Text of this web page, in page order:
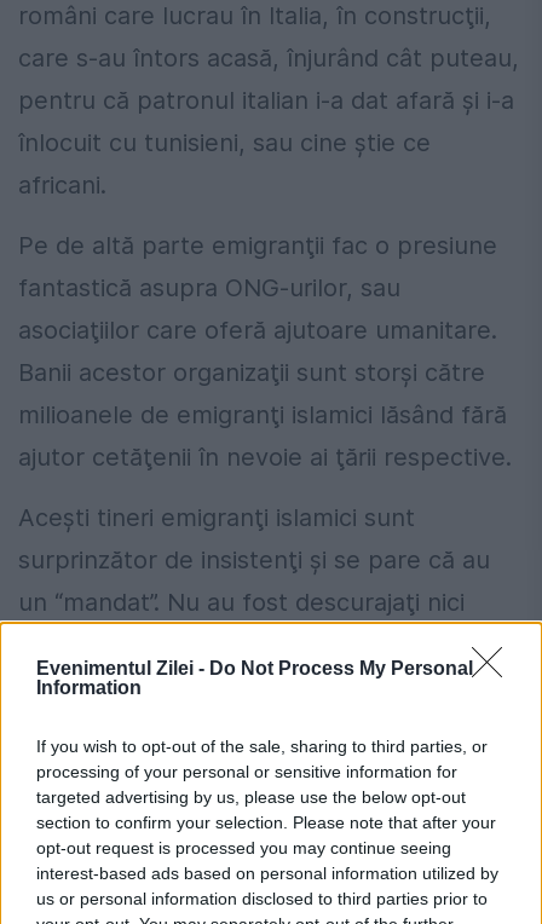
Evenimentul Zilei - Do Not Process My Personal
Information
If you wish to opt-out of the sale, sharing to third parties, or
processing of your personal or sensitive information for
targeted advertising by us, please use the below opt-out
section to confirm your selection. Please note that after your
opt-out request is processed you may continue seeing
interest-based ads based on personal information utilized by
us or personal information disclosed to third parties prior to
români care lucrau în Italia, în construcţii,
care s-au întors acasă, înjurând cât puteau,
pentru că patronul italian i-a dat afară şi i-a
înlocuit cu tunisieni, sau cine ştie ce
africani.
Pe de altă parte emigranţii fac o presiune
fantastică asupra ONG-urilor, sau
asociaţiilor care oferă ajutoare umanitare.
Banii acestor organizaţii sunt storşi către
milioanele de emigranţi islamici lăsând fără
ajutor cetăţenii în nevoie ai ţării respective.
Aceşti tineri emigranţi islamici sunt
surprinzător de insistenţi şi se pare că au
un “mandat”. Nu au fost descurajaţi nici
când ambaracţiunile lor au fost scufundate,
accidental sau intenţionat. Acţionează, deci,
Ordinele lor sunt clare: să ajungă prin orice
mijloace, prin orice sacrificii, să se
stabilească într-o ţară europeană. O dată
stabiliţi, trebuie să îmbrobodească la